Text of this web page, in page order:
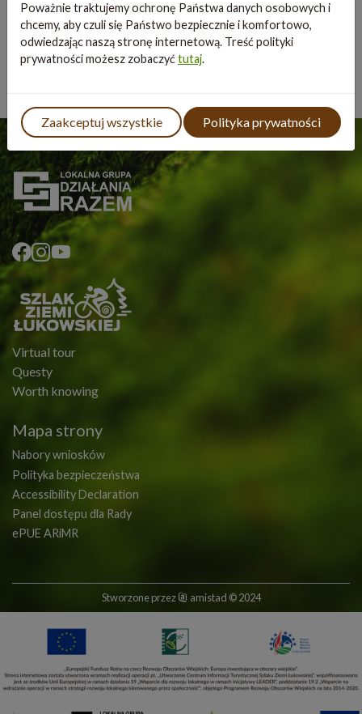
Poważnie traktujemy ochronę Państwa danych osobowych i
chcemy, aby czuli się Państwo bezpiecznie i komfortowo,
odwiedzając naszą stronę internetową. Treść polityki
prywatności możesz zobaczyćtutaj.
Zaakceptuj wszystkie Polityka prywatności
Gmina Wola Mysłowska
Virtual tour
Questy
Worth knowing
Mapa strony
Nabory wniosków
Polityka bezpieczeństwa
Accessibility Declaration
Panel dostępu dla Rady
ePUE ARiMR
Stworzone przez amistad © 2024